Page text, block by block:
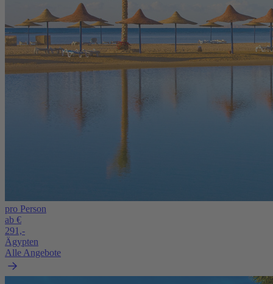
pro Person
ab €
291,-
Ägypten
Alle Angebote